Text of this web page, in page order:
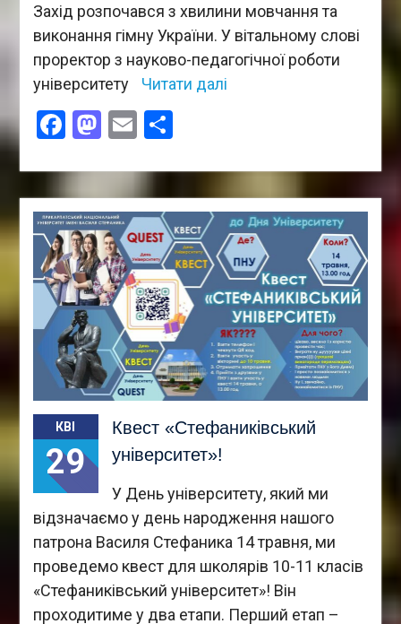
Захід розпочався з хвилини мовчання та
виконання гімну України. У вітальному слові
проректор з науково-педагогічної роботи
університету
Читати далі
Facebook
Mastodon
Email
КВІ
29
Квест «Стефаниківський
університет»!
У День університету, який ми
відзначаємо у день народження нашого
патрона Василя Стефаника 14 травня, ми
проведемо квест для школярів 10-11 класів
«Стефаниківський університет»! Він
проходитиме у два етапи. Перший етап –